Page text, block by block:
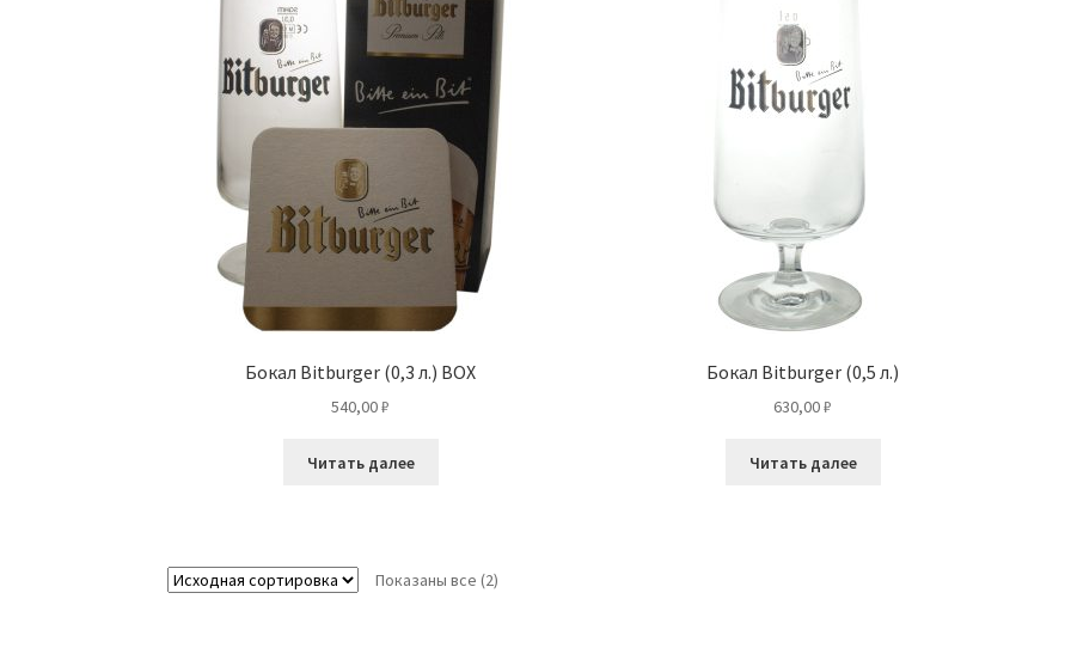
Бокал Bitburger (0,3 л.) BOX
540,00₽
Читать далее
Бокал Bitburger (0,5 л.)
630,00₽
Читать далее
Показаны все (2)